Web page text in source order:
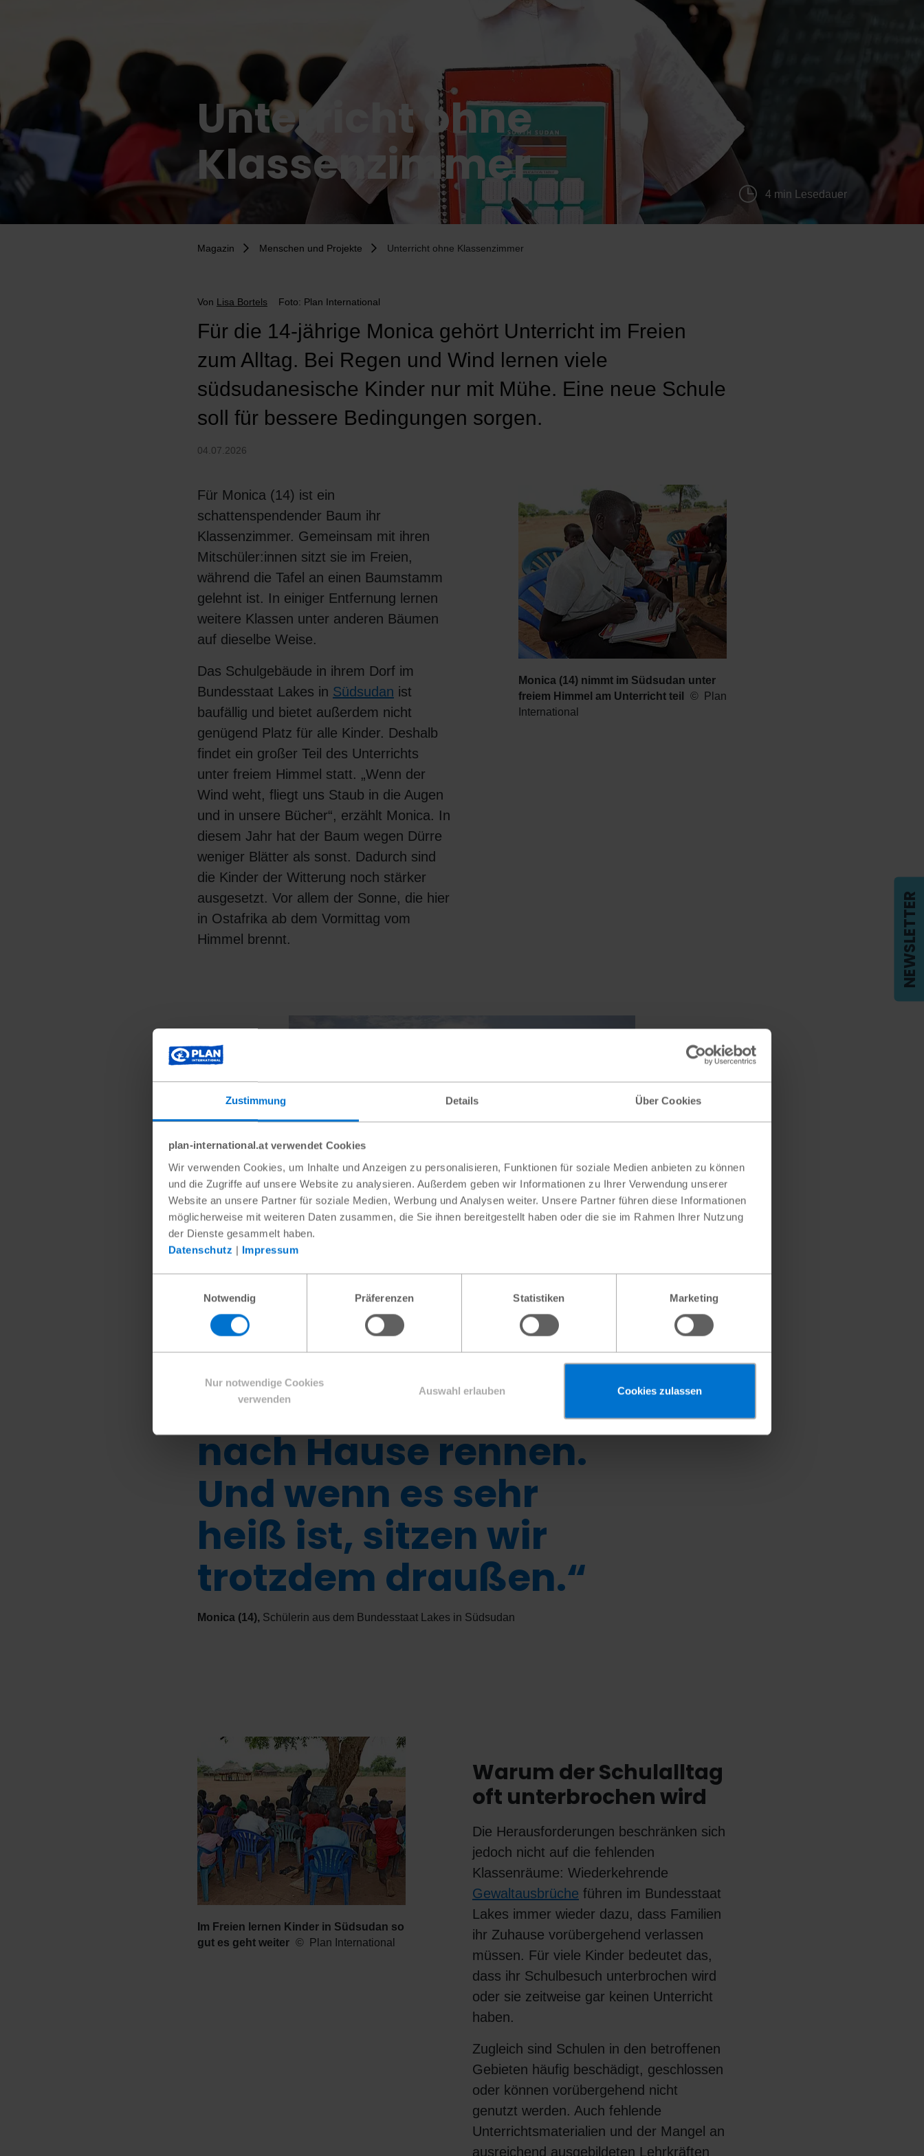
Zustimmung Details Über Cookies
plan-international.at verwendet Cookies
Wir verwenden Cookies, um Inhalte und Anzeigen zu personalisieren, Funktionen für soziale Medien anbieten zu können
und die Zugriffe auf unsere Website zu analysieren. Außerdem geben wir Informationen zu Ihrer Verwendung unserer
Website an unsere Partner für soziale Medien, Werbung und Analysen weiter. Unsere Partner führen diese Informationen
möglicherweise mit weiteren Daten zusammen, die Sie ihnen bereitgestellt haben oder die sie im Rahmen Ihrer Nutzung
der Dienste gesammelt haben.
Datenschutz | Impressum
Notwendig
Präferenzen Statistiken Marketing
Nur notwendige Cookies
verwenden
Auswahl erlauben Cookies zulassen
4 min Lesedauer
Unterricht ohne
Klassenzimmer
Magazin Menschen und Projekte Unterricht ohne Klassenzimmer
Von Lisa Bortels Foto: Plan International
Für die 14-jährige Monica gehört Unterricht im Freien
zum Alltag. Bei Regen und Wind lernen viele
südsudanesische Kinder nur mit Mühe. Eine neue Schule
soll für bessere Bedingungen sorgen.
04.07.2026
Für Monica (14) ist ein
schattenspendender Baum ihr
Klassenzimmer. Gemeinsam mit ihren
Mitschüler:innen sitzt sie im Freien,
während die Tafel an einen Baumstamm
gelehnt ist. In einiger Entfernung lernen
weitere Klassen unter anderen Bäumen
auf dieselbe Weise.
Das Schulgebäude in ihrem Dorf im
Bundesstaat Lakes in Südsudan ist
baufällig und bietet außerdem nicht
genügend Platz für alle Kinder. Deshalb
findet ein großer Teil des Unterrichts
unter freiem Himmel statt. „Wenn der
Wind weht, fliegt uns Staub in die Augen
und in unsere Bücher“, erzählt Monica. In
diesem Jahr hat der Baum wegen Dürre
weniger Blätter als sonst. Dadurch sind
die Kinder der Witterung noch stärker
ausgesetzt. Vor allem der Sonne, die hier
in Ostafrika ab dem Vormittag vom
Himmel brennt.
Monica (14) nimmt im Südsudan unter
freiem Himmel am Unterricht teil
Plan
International
„Manchmal regnet
es, und wir müssen
nach Hause rennen.
Und wenn es sehr
heiß ist, sitzen wir
trotzdem draußen.“
Monica (14), Schülerin aus dem Bundesstaat Lakes in Südsudan
Im Freien lernen Kinder in Südsudan so
gut es geht weiter
Plan International
Warum der Schulalltag
oft unterbrochen wird
Die Herausforderungen beschränken sich
jedoch nicht auf die fehlenden
Klassenräume: Wiederkehrende
Gewaltausbrüche führen im Bundesstaat
Lakes immer wieder dazu, dass Familien
ihr Zuhause vorübergehend verlassen
müssen. Für viele Kinder bedeutet das,
dass ihr Schulbesuch unterbrochen wird
oder sie zeitweise gar keinen Unterricht
haben.
Zugleich sind Schulen in den betroffenen
Gebieten häufig beschädigt, geschlossen
oder können vorübergehend nicht
genutzt werden. Auch fehlende
Unterrichtsmaterialien und der Mangel an
ausreichend ausgebildeten Lehrkräften
NEWSLETTER